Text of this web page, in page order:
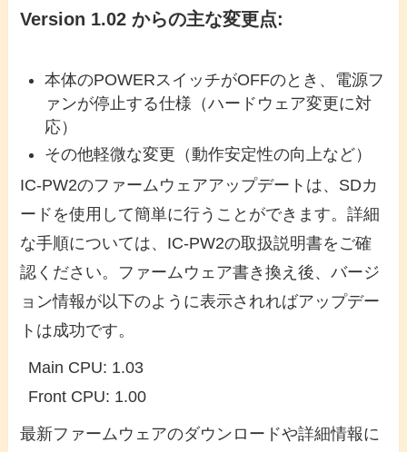
Version 1.02 からの主な変更点:
本体のPOWERスイッチがOFFのとき、電源フ
ァンが停止する仕様（ハードウェア変更に対
応）
その他軽微な変更（動作安定性の向上など）
IC-PW2のファームウェアアップデートは、SDカ
ードを使用して簡単に行うことができます。詳細
な手順については、IC-PW2の取扱説明書をご確
認ください。ファームウェア書き換え後、バージ
ョン情報が以下のように表示されればアップデー
トは成功です。
Main CPU: 1.03
Front CPU: 1.00
最新ファームウェアのダウンロードや詳細情報に